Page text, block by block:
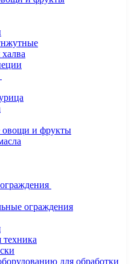
овощи и фрукты
ограждения
техника
для обработки